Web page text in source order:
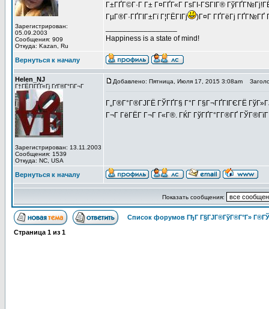
Зарегистрирован:
05.09.2003
Сообщения: 909
Откуда: Kazan, Ru
Г±ГҐГ©Г·Г Г± Г¤ГҐГ«Г ГѕГІ-ГЅГІГ®
ГµГ®Г·ГҐГІГ±Гї Г¦ГЁГІГј
)Г¤Г ГҐГёГј ГҐГ№ГҐ
Happiness is a state of mind!
Вернуться к началу
Helen_NJ
Г†ГЁГІГҐГ«Гј ГґГ®Г°ГіГ¬Г
Зарегистрирован: 13.11.2003
Сообщения: 1539
Откуда: NC, USA
Добавлено: Пятница, Июля 17, 2015 3:08am
Г„Г®Г°Г®ГЈГЁ ГЎГҐГ§ Г°Г Г§Г¬ГҐГІГЄГЁ
Г¬Г ГёГЁГ­ Г¬Г Г«Г®. ГЌГ ГўГҐГ°Г­Г®ГҐ
Вернуться к началу
Показать сообщения:
Список форумов ГђГ Г§ГЈГ®ГўГ®Г°Г»
Страница 1 из 1